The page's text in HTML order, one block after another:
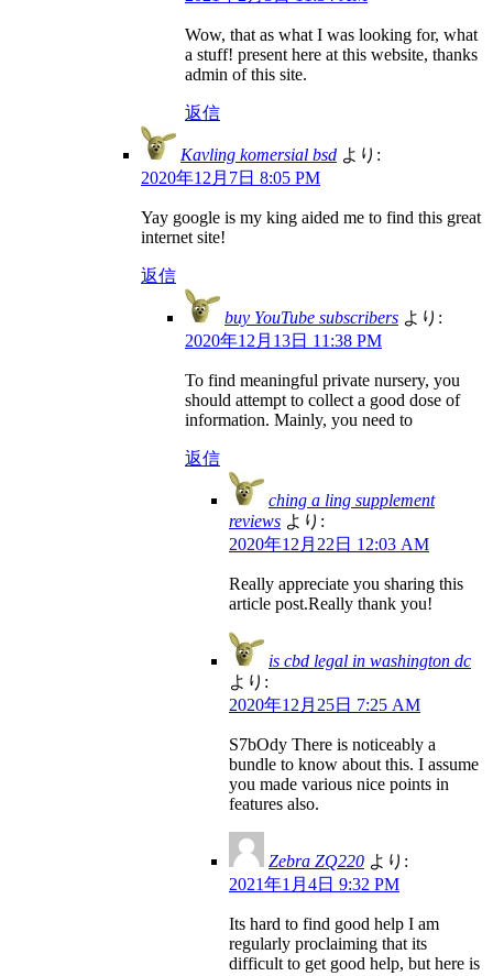
Wow, that as what I was looking for, what
a stuff! present here at this website, thanks
admin of this site.
返信
Kavling komersial bsd より:
2020年12月7日 8:05 PM
Yay google is my king aided me to find this great
internet site!
返信
buy YouTube subscribers より:
2020年12月13日 11:38 PM
To find meaningful private nursery, you
should attempt to collect a good dose of
information. Mainly, you need to
返信
ching a ling supplement
reviews より:
2020年12月22日 12:03 AM
Really appreciate you sharing this
article post.Really thank you!
is cbd legal in washington dc
より:
2020年12月25日 7:25 AM
S7bOdy There is noticeably a
bundle to know about this. I assume
you made various nice points in
features also.
Zebra ZQ220 より:
2021年1月4日 9:32 PM
Its hard to find good help I am
regularly proclaiming that its
difficult to get good help, but here is